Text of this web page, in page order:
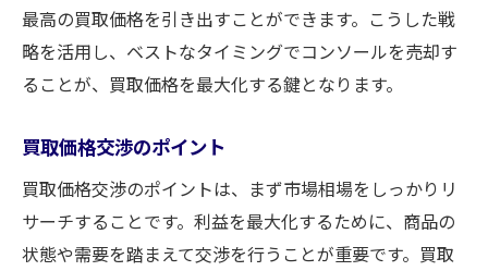
最高の買取価格を引き出すことができます。こうした戦
略を活用し、ベストなタイミングでコンソールを売却す
ることが、買取価格を最大化する鍵となります。
買取価格交渉のポイント
買取価格交渉のポイントは、まず市場相場をしっかりリ
サーチすることです。利益を最大化するために、商品の
状態や需要を踏まえて交渉を行うことが重要です。買取